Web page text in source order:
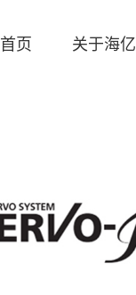
首页 关于海亿